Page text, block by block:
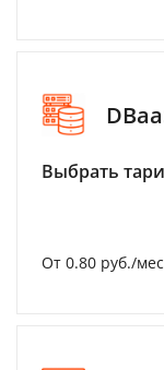
Выбрать
От 0.80 руб./